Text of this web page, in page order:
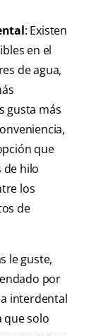
: Existen
en el
de agua,
gusta más
que
de hilo
los
de
le guste,
por
interdental
que solo